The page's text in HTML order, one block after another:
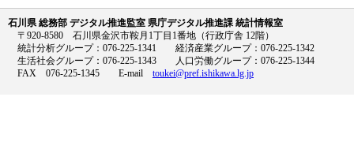
石川県 総務部 デジタル推進監室 県庁デジタル推進課 統計情報室
〒920-8580 石川県金沢市鞍月1丁目1番地（行政庁舎 12階）
統計分析グループ：076-225-1341 経済産業グループ：076-225-1342
生活社会グループ：076-225-1343 人口労働グループ：076-225-1344
FAX 076-225-1345 E-mail toukei@pref.ishikawa.lg.jp